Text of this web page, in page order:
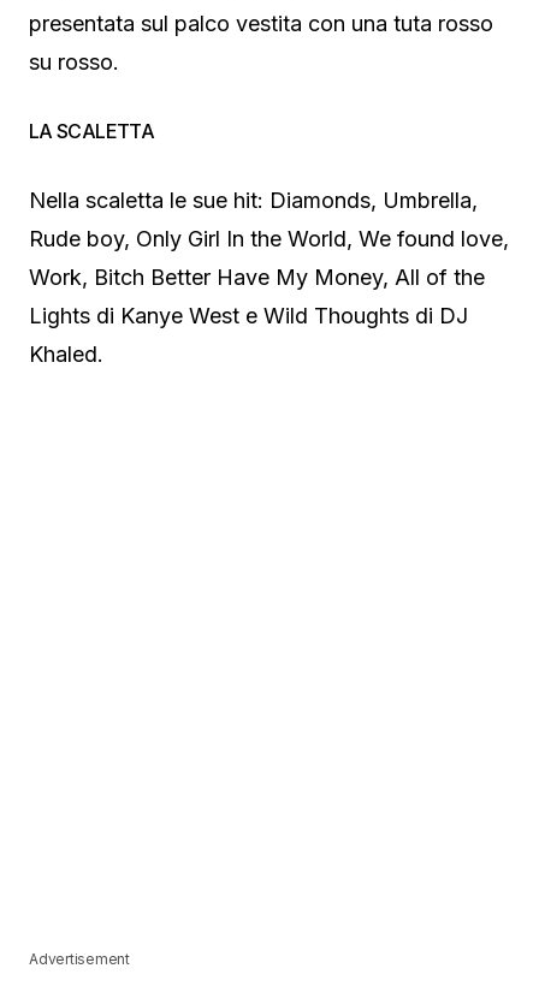
presentata sul palco vestita con una tuta rosso
su rosso.
LA SCALETTA
Nella scaletta le sue hit: Diamonds, Umbrella,
Rude boy, Only Girl In the World, We found love,
Work, Bitch Better Have My Money, All of the
Lights di Kanye West e Wild Thoughts di DJ
Khaled.
Advertisement